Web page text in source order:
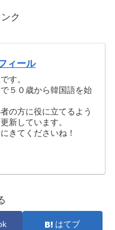
ク
ィール
す。
５０歳から韓国語を始
の方に役に立てるよう
新しています。
きてくださいね！
はてブ